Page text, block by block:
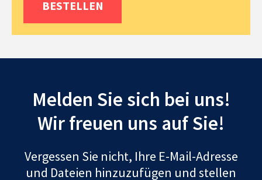
BESTELLEN
Melden Sie sich bei uns!
Wir freuen uns auf Sie!
Vergessen Sie nicht, Ihre E-Mail-Adresse
und Dateien hinzuzufügen und stellen